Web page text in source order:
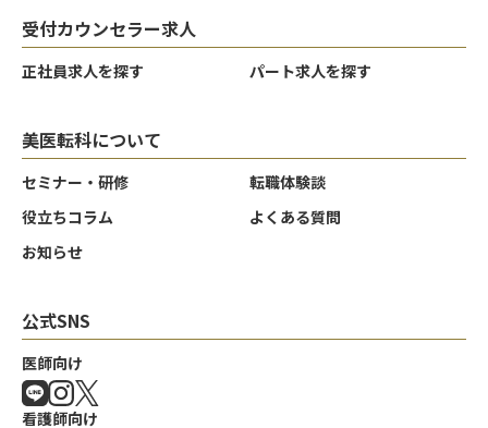
クリア
クリア
クリア
受付カウンセラー求人
正社員求人を探す パート求人を探す
美医転科について
セミナー・研修
転職体験談
役立ちコラム
よくある質問
お知らせ
公式SNS
医師向け
看護師向け